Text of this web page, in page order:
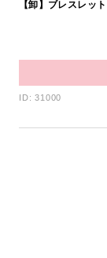
【卸】ブレスレッ
ID: 31000